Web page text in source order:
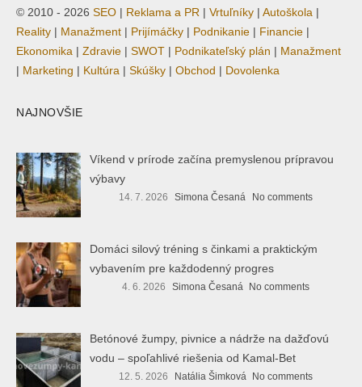
© 2010 - 2026 SEO | Reklama a PR | Vrtuľníky | Autoškola |
Reality | Manažment | Prijímáčky | Podnikanie | Financie |
Ekonomika | Zdravie | SWOT | Podnikateľský plán | Manažment
| Marketing | Kultúra | Skúšky | Obchod | Dovolenka
NAJNOVŠIE
Víkend v prírode začína premyslenou prípravou
výbavy
14. 7. 2026 Simona Česaná No comments
Domáci silový tréning s činkami a praktickým
vybavením pre každodenný progres
4. 6. 2026 Simona Česaná No comments
Betónové žumpy, pivnice a nádrže na dažďovú
vodu – spoľahlivé riešenia od Kamal-Bet
12. 5. 2026 Natália Šimková No comments